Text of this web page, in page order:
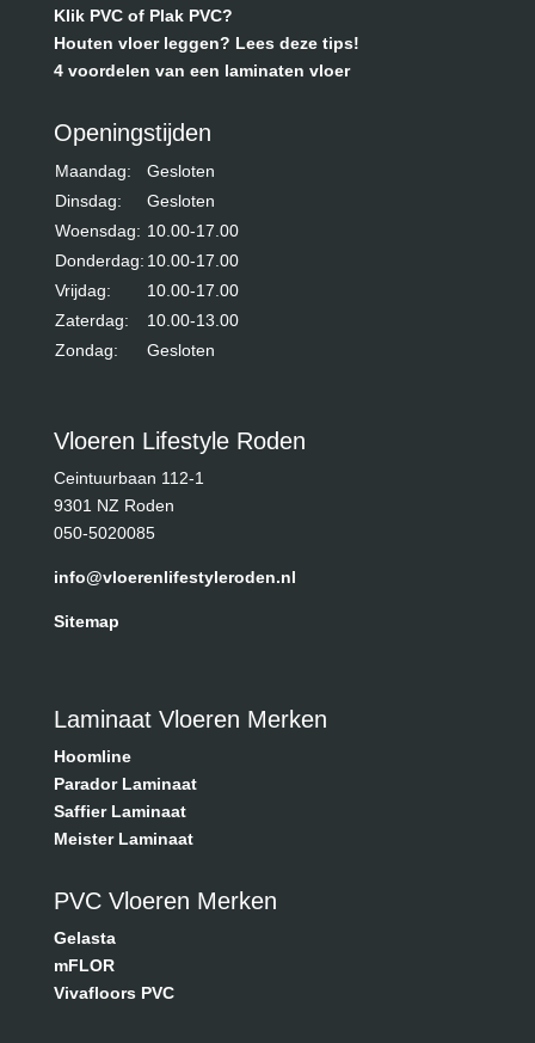
Klik PVC of Plak PVC?
Houten vloer leggen? Lees deze tips!
4 voordelen van een laminaten vloer
Openingstijden
Maandag:
Gesloten
Dinsdag:
Gesloten
Woensdag: 10.00-17.00
Donderdag: 10.00-17.00
Vrijdag:
10.00-17.00
Zaterdag:
10.00-13.00
Zondag:
Gesloten
Vloeren Lifestyle Roden
Ceintuurbaan 112-1
9301 NZ Roden
050-5020085
info@vloerenlifestyleroden.nl
Sitemap
Laminaat Vloeren Merken
Hoomline
Parador Laminaat
Saffier Laminaat
Meister Laminaat
PVC Vloeren Merken
Gelasta
mFLOR
Vivafloors PVC